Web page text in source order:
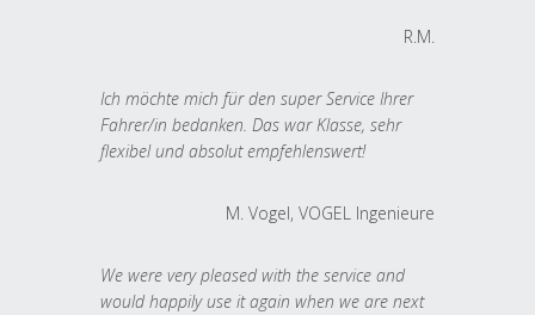
R.M.
Ich möchte mich für den super Service Ihrer
Fahrer/in bedanken. Das war Klasse, sehr
flexibel und absolut empfehlenswert!
M. Vogel, VOGEL Ingenieure
We were very pleased with the service and
would happily use it again when we are next